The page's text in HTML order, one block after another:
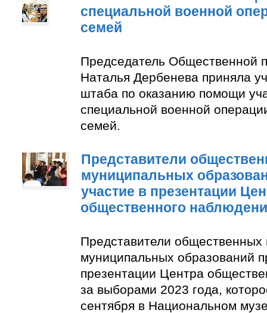
специальной военной
семей
Председатель Общественной
Наталья Дербенева приняла
штаба по оказанию помощи
специальной военной
семей.
Представители
муниципальных
участие в презентации
общественного
Представители общественных
муниципальных образований
презентации Центра
за выборами 2023 года,
сентября в Национальном